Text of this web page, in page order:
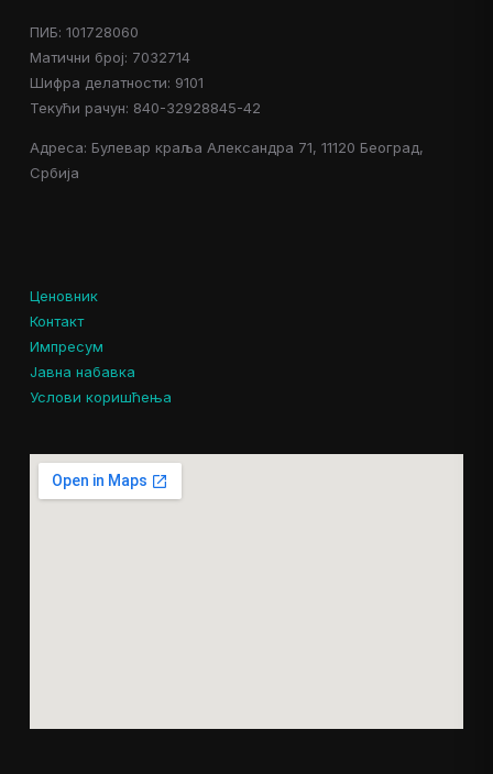
ПИБ: 101728060
Матични број: 7032714
Шифра делатности: 9101
Текући рачун: 840-32928845-42
Адреса: Булевар краља Александра 71, 11120 Београд,
Србија
Ценовник
Контакт
Импресум
Јавна набавка
Услови коришћења